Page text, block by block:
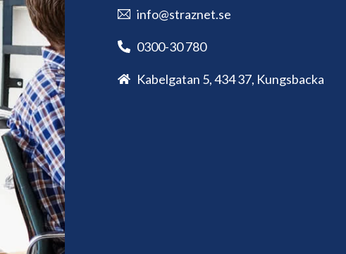
info@straznet.se
0300-30 780
Kabelgatan 5, 434 37, Kungsbacka